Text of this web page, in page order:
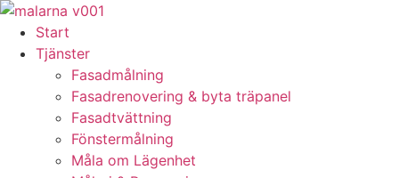
Skip
content
Start
Tjänster
Fasadmålning
Fasadrenovering & byta träpanel
Fasadtvättning
Fönstermålning
Måla om Lägenhet